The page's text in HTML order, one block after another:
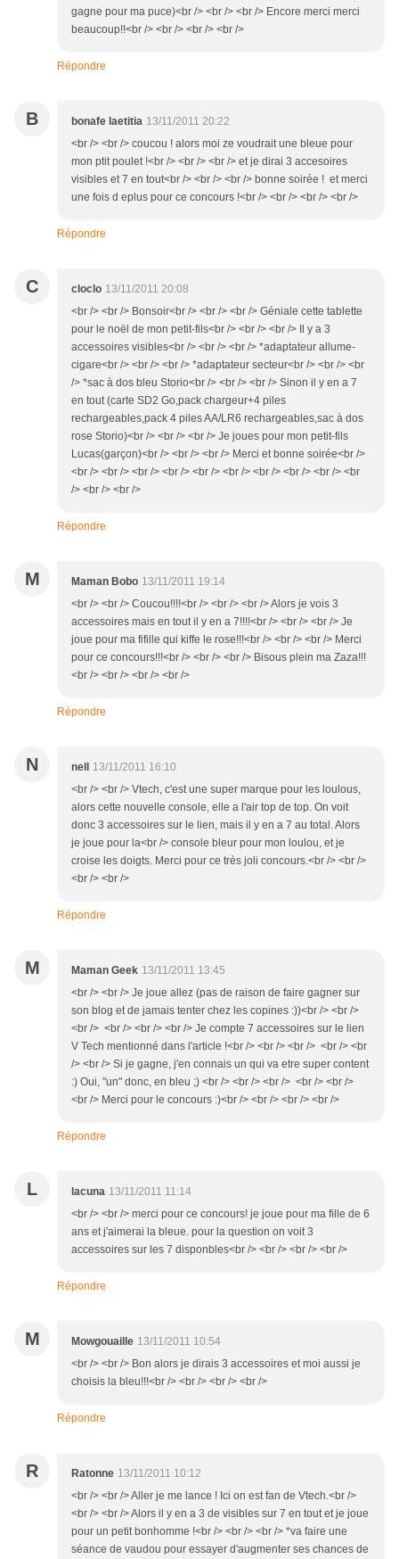
gagne pour ma puce)<br /> <br /> <br /> Encore merci merci
beaucoup!!<br /> <br /> <br /> <br />
Répondre
B bonafe laetitia 13/11/2011 20:22
<br /> <br /> coucou ! alors moi ze voudrait une bleue pour
mon ptit poulet !<br /> <br /> <br /> et je dirai 3 accesoires
visibles et 7 en tout<br /> <br /> <br /> bonne soirée ! et merci
une fois d eplus pour ce concours !<br /> <br /> <br /> <br />
Répondre
C cloclo 13/11/2011 20:08
<br /> <br /> Bonsoir<br /> <br /> <br /> Géniale cette tablette
pour le noël de mon petit-fils<br /> <br /> <br /> Il y a 3
accessoires visibles<br /> <br /> <br /> *adaptateur allume-
cigare<br /> <br /> <br /> *adaptateur secteur<br /> <br /> <br
/> *sac à dos bleu Storio<br /> <br /> <br /> Sinon il y en a 7
en tout (carte SD2 Go,pack chargeur+4 piles
rechargeables,pack 4 piles AA/LR6 rechargeables,sac à dos
rose Storio)<br /> <br /> <br /> Je joues pour mon petit-fils
Lucas(garçon)<br /> <br /> <br /> Merci et bonne soirée<br />
<br /> <br /> <br /> <br /> <br /> <br /> <br /> <br /> <br /> <br
/> <br /> <br />
Répondre
M Maman Bobo 13/11/2011 19:14
<br /> <br /> Coucou!!!!<br /> <br /> <br /> Alors je vois 3
accessoires mais en tout il y en a 7!!!!<br /> <br /> <br /> Je
joue pour ma fifille qui kiffe le rose!!!<br /> <br /> <br /> Merci
pour ce concours!!!<br /> <br /> <br /> Bisous plein ma Zaza!!!
<br /> <br /> <br /> <br />
Répondre
N nell
13/11/2011 16:10
<br /> <br /> Vtech, c'est une super marque pour les loulous,
alors cette nouvelle console, elle a l'air top de top. On voit
donc 3 accessoires sur le lien, mais il y en a 7 au total. Alors
je joue pour la<br /> console bleur pour mon loulou, et je
croise les doigts. Merci pour ce très joli concours.<br /> <br />
<br /> <br />
Répondre
M Maman Geek 13/11/2011 13:45
<br /> <br /> Je joue allez (pas de raison de faire gagner sur
son blog et de jamais tenter chez les copines :))<br /> <br />
<br /> <br /> <br /> <br /> Je compte 7 accessoires sur le lien
V Tech mentionné dans l'article !<br /> <br /> <br /> <br /> <br
/> <br /> Si je gagne, j'en connais un qui va etre super content
:) Oui, "un" donc, en bleu ;) <br /> <br /> <br /> <br /> <br />
<br /> Merci pour le concours :)<br /> <br /> <br /> <br />
Répondre
L lacuna 13/11/2011 11:14
<br /> <br /> merci pour ce concours! je joue pour ma fille de 6
ans et j'aimerai la bleue. pour la question on voit 3
accessoires sur les 7 disponbles<br /> <br /> <br /> <br />
Répondre
M Mowgouaille 13/11/2011 10:54
<br /> <br /> Bon alors je dirais 3 accessoires et moi aussi je
choisis la bleu!!!<br /> <br /> <br /> <br />
Répondre
R Ratonne 13/11/2011 10:12
<br /> <br /> Aller je me lance ! Ici on est fan de Vtech.<br />
<br /> <br /> Alors il y en a 3 de visibles sur 7 en tout et je joue
pour un petit bonhomme !<br /> <br /> <br /> *va faire une
séance de vaudou pour essayer d'augmenter ses chances de